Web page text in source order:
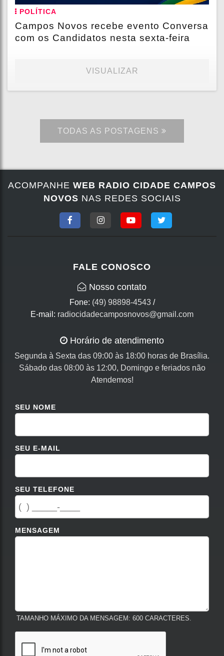
POLÍTICA
Campos Novos recebe evento Conversa
com os Candidatos nesta sexta-feira
VISUALIZAR
TODAS AS POSTAGENS
ACOMPANHE WEB RADIO CIDADE CAMPOS
NOVOS NAS REDES SOCIAIS
FALE CONOSCO
Nosso contato
Fone: (49) 98898-4543/
E-mail: radiocidadecamposnovos@gmail.com
Horário de atendimento
Segunda à Sexta das 09:00 às 18:00 horas de Brasília.
Sábado das 08:00 às 12:00, Domingo e feriados não
Atendemos!
SEU NOME
SEU E-MAIL
SEU TELEFONE
MENSAGEM
TAMANHO MÁXIMO DA MENSAGEM: 600 CARACTERES.